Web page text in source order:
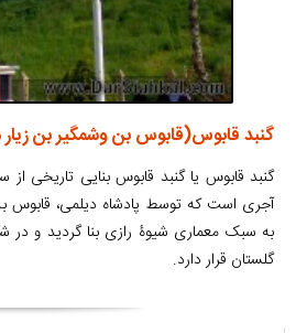
گنبد قابوس(قابوس بن وشمگیر بن
گنبد قابوس یا گنبد قابوس بنایی تاریخی
آجری است که توسط پادشاه دیلمی، قابوس
به سبک معماری شیوۀ رازی بنا گردید و در
گلستان قرار دارد.